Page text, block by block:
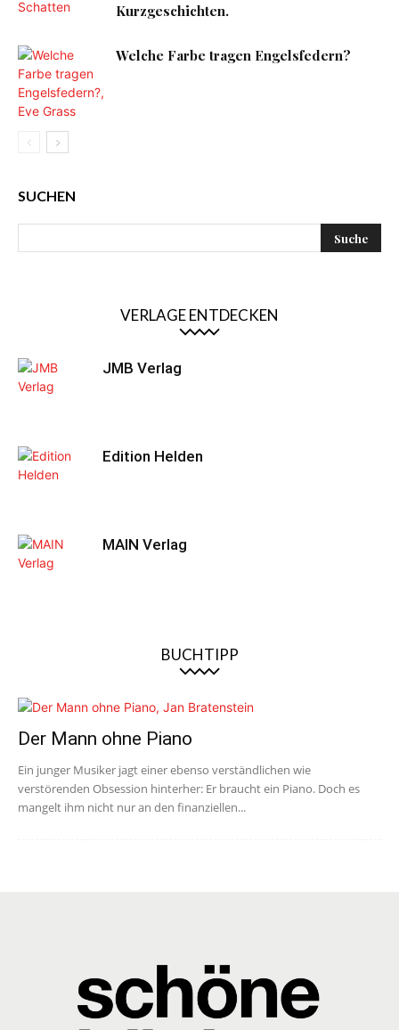
Kurzgeschichten.
Welche Farbe tragen Engelsfedern?
SUCHEN
VERLAGE ENTDECKEN
JMB Verlag
Edition Helden
MAIN Verlag
BUCHTIPP
Der Mann ohne Piano
Ein junger Musiker jagt einer ebenso verständlichen wie
verstörenden Obsession hinterher: Er braucht ein Piano. Doch es
mangelt ihm nicht nur an den finanziellen...